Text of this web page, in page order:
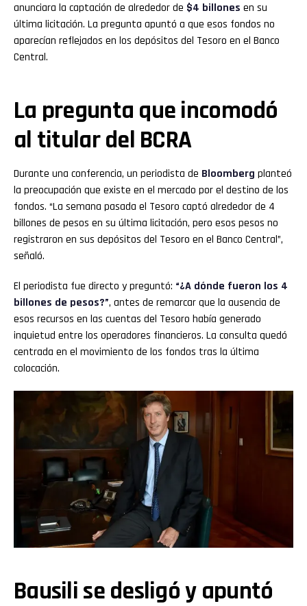
anunciara la captación de alrededor de $4 billones en su
última licitación. La pregunta apuntó a que esos fondos no
aparecían reflejados en los depósitos del Tesoro en el Banco
Central.
La pregunta que incomodó
al titular del BCRA
Durante una conferencia, un periodista de Bloomberg planteó
la preocupación que existe en el mercado por el destino de los
fondos. “La semana pasada el Tesoro captó alrededor de 4
billones de pesos en su última licitación, pero esos pesos no
registraron en sus depósitos del Tesoro en el Banco Central”,
señaló.
El periodista fue directo y preguntó: “¿A dónde fueron los 4
billones de pesos?”, antes de remarcar que la ausencia de
esos recursos en las cuentas del Tesoro había generado
inquietud entre los operadores financieros. La consulta quedó
centrada en el movimiento de los fondos tras la última
colocación.
Bausili se desligó y apuntó